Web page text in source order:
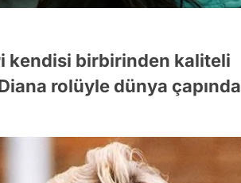
kendisi birbirinden kaliteli
rolüyle dünya çapında